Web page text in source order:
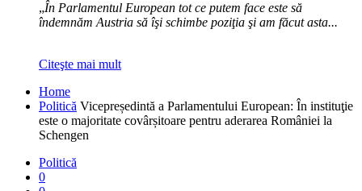
„În Parlamentul European tot ce putem face este să
îndemnăm Austria să îşi schimbe poziţia şi am făcut asta...
Citeşte mai mult
Home
Politică Vicepreședintă a Parlamentului European: În instituţie
este o majoritate covârșitoare pentru aderarea României la
Schengen
Politică
0